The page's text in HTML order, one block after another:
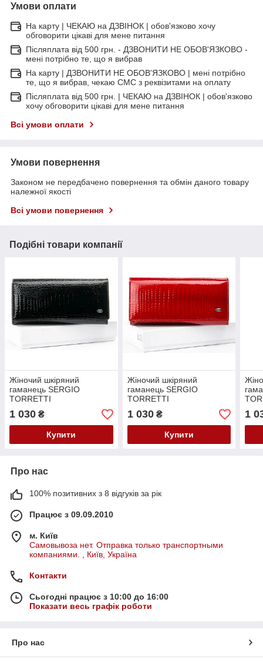
Умови оплати
На карту | ЧЕКАЮ на ДЗВІНОК | обов'язково хочу
обговорити цікаві для мене питання
Післяплата від 500 грн. - ДЗВОНИТИ НЕ ОБОВ'ЯЗКОВО -
мені потрібно те, що я вибрав
На карту | ДЗВОНИТИ НЕ ОБОВ'ЯЗКОВО | мені потрібно
те, що я вибрав, чекаю СМС з реквізитами на оплату
Післяплата від 500 грн. | ЧЕКАЮ на ДЗВІНОК | обов'язково
хочу обговорити цікаві для мене питання
Всі умови оплати
Умови повернення
Законом не передбачено повернення та обмін даного товару
належної якості
Всі умови повернення
Подібні товари компанії
Жіночий шкіряний
гаманець SERGIO
TORRETTI
1 030 ₴
Купити
Жіночий шкіряний
гаманець SERGIO
TORRETTI
1 030₴
Купити
1
Про нас
100% позитивних з 8 відгуків за рік
Працює з 09.09.2010
м. Київ
Самовывоза нет. Отправка только транспортными
компаниями. , Київ, Україна
Контакти
Сьогодні працює з 10:00 до 16:00
Показати весь графік роботи
Про нас